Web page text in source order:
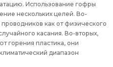
Использование гофры
нескольких целей. Во-
как от физического
касания. Во-вторых,
горения пластика, они
диапазон